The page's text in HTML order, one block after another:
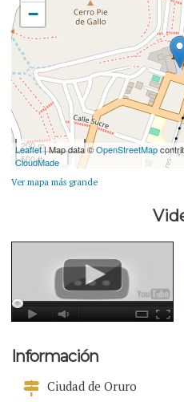
−
200 m
500 ft
Leaflet| Map data ©OpenStreetMap
CloudMade
Ver mapa más grande
Información
Ciudad de Oruro